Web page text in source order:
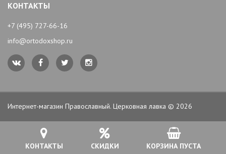
КОНТАКТЫ СКИДКИ КОРЗИНА ПУСТА
КОНТАКТЫ
+7 (495) 727-66-16
info@ortodoxshop.ru
Интернет-магазин Православный. Церковная лавка © 2026